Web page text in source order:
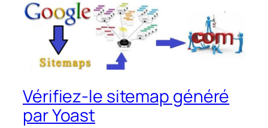
Vérifiez-le sitemap généré
par Yoast